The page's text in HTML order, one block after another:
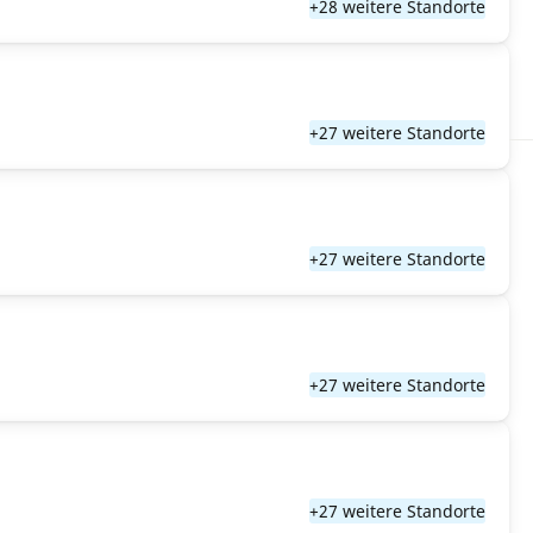
+28 weitere Standorte
+27 weitere Standorte
+27 weitere Standorte
+27 weitere Standorte
+27 weitere Standorte